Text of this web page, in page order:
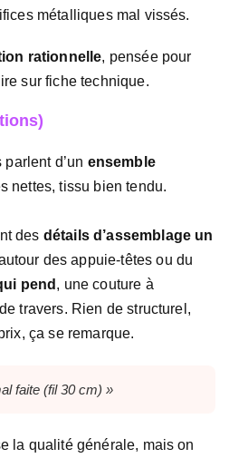
métalliques mal vissés.
rationnelle, pensée pour
sur fiche technique.
d’un ensemble
nettes, tissu bien tendu.
des détails d’assemblage un
des appuie-têtes ou du
pend , une couture à
travers. Rien de structurel,
ça se remarque.
faite (fil 30 cm) »
la qualité générale, mais on